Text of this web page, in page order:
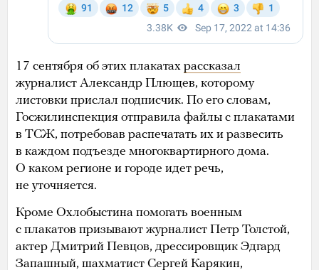
17 сентября об этих плакатах рассказал
журналист Александр Плющев, которому
листовки прислал подписчик. По его словам,
Госжилинспекция отправила файлы с плакатами
в ТСЖ, потребовав распечатать их и развесить
в каждом подъезде многоквартирного дома.
О каком регионе и городе идет речь,
не уточняется.
Кроме Охлобыстина помогать военным
с плакатов призывают журналист Петр Толстой,
актер Дмитрий Певцов, дрессировщик Эдгард
Запашный, шахматист Сергей Карякин,